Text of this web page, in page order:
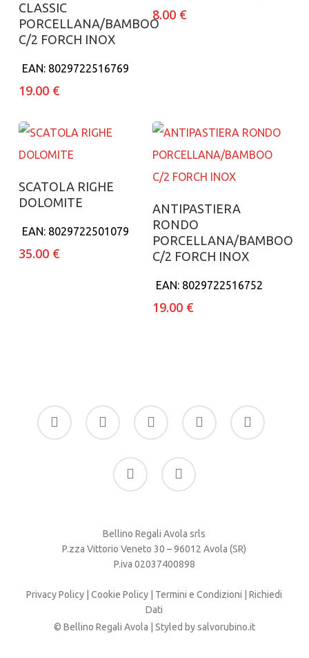
CLASSIC
PORCELLANA/BAMBOO
C/2 FORCH INOX
EAN: 8029722516769
19.00 €
8.00 €
Aggiungi al carrello
SCATOLA RIGHE
DOLOMITE
EAN: 8029722501079
35.00 €
Aggiungi al carrello
ANTIPASTIERA
RONDO
PORCELLANA/BAMBOO
C/2 FORCH INOX
EAN: 8029722516752
19.00 €
facebook
google-
plus
instagram whatsapp tiktok
phone email
Bellino Regali Avola srls
P.zza Vittorio Veneto 30 – 96012 Avola (SR)
P.iva 02037400898
Privacy Policy |Cookie Policy Termini e Condizioni |Richiedi
Dati
© Bellino Regali Avola | Styled bysalvorubino.it